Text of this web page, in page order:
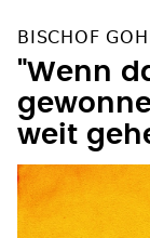
BISCHOF
"Wenn
weit